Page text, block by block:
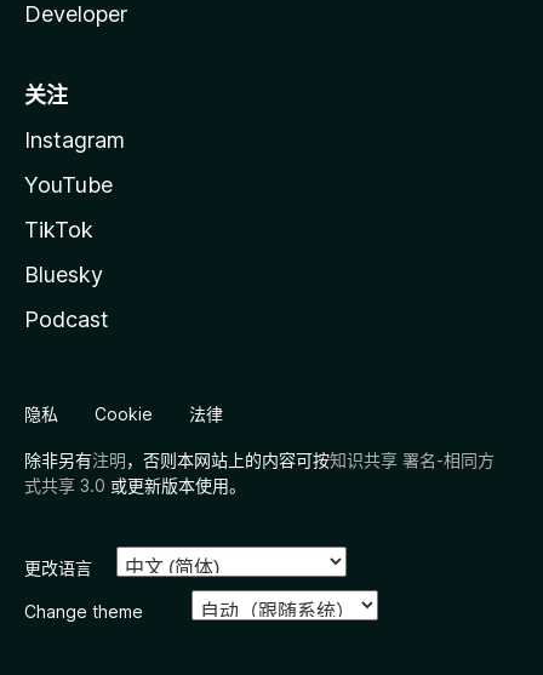
Developer
关注
Instagram
YouTube
TikTok
Bluesky
Podcast
隐私 Cookie 法律
除非另有注明，否则本网站上的内容可按知识共享 署名-相同方
式共享 3.0 或更新版本使用。
更改语言
Change theme